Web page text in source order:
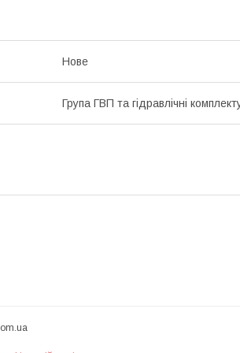
Нове
Група ГВП та гідравлічні